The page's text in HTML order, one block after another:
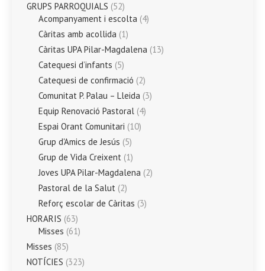
GRUPS PARROQUIALS (52)
Acompanyament i escolta (4)
Càritas amb acollida (1)
Càritas UPA Pilar-Magdalena (13)
Catequesi d’infants (5)
Catequesi de confirmació (2)
Comunitat P. Palau – Lleida (3)
Equip Renovació Pastoral (4)
Espai Orant Comunitari (10)
Grup d'Amics de Jesús (5)
Grup de Vida Creixent (1)
Joves UPA Pilar-Magdalena (2)
Pastoral de la Salut (2)
Reforç escolar de Càritas (3)
HORARIS (63)
Misses (61)
Misses (85)
NOTÍCIES (323)